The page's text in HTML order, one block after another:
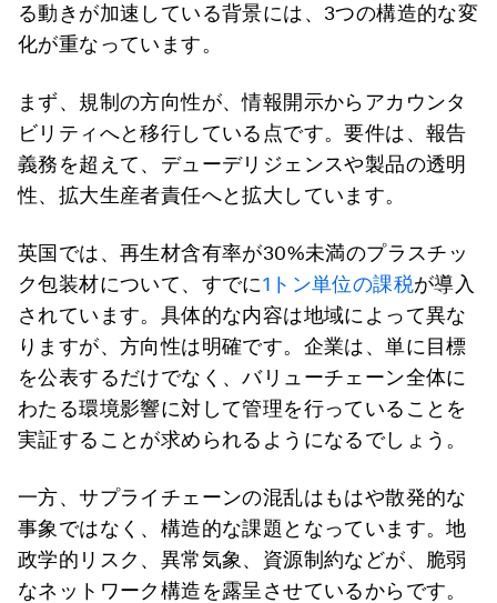
る動きが加速している背景には、3つの構造的な変
化が重なっています。
まず、規制の方向性が、情報開示からアカウンタ
ビリティへと移行している点です。要件は、報告
義務を超えて、デューデリジェンスや製品の透明
性、拡大生産者責任へと拡大しています。
英国では、再生材含有率が30%未満のプラスチッ
ク包装材について、すでに1トン単位の課税が導入
されています。具体的な内容は地域によって異な
りますが、方向性は明確です。企業は、単に目標
を公表するだけでなく、バリューチェーン全体に
わたる環境影響に対して管理を行っていることを
実証することが求められるようになるでしょう。
一方、サプライチェーンの混乱はもはや散発的な
事象ではなく、構造的な課題となっています。地
政学的リスク、異常気象、資源制約などが、脆弱
なネットワーク構造を露呈させているからです。